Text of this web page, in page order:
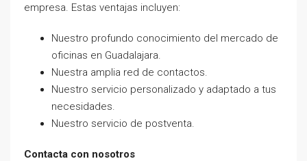
empresa. Estas ventajas incluyen:
Nuestro profundo conocimiento del mercado de
oficinas en Guadalajara.
Nuestra amplia red de contactos.
Nuestro servicio personalizado y adaptado a tus
necesidades.
Nuestro servicio de postventa.
Contacta con nosotros